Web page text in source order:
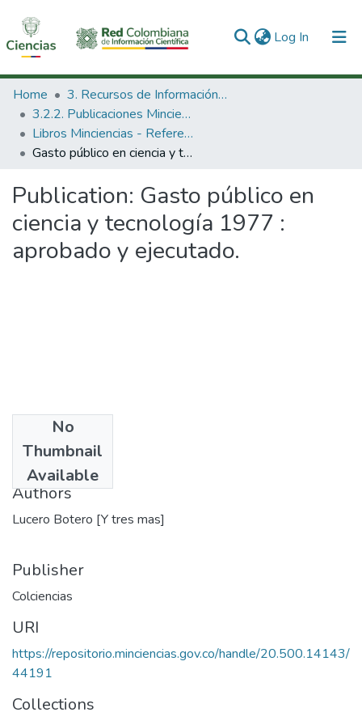
Log In (current)
Communities & Collections
All of DSpace
Statistics
Home
3. Recursos de Información Científica y Tecnológica
3.2.2. Publicaciones Minciencias
Libros Minciencias - Referenciales
Gasto público en ciencia y tecnología 1977 : aprobado y ejecutado.
Publication: Gasto público en
ciencia y tecnología 1977 :
aprobado y ejecutado.
No
Thumbnail
Available
1979
Authors
Lucero Botero [Y tres mas]
Publisher
Colciencias
URI
https://repositorio.minciencias.gov.co/handle/20.500.14143/
44191
Collections